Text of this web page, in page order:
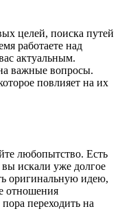
целей, поиска путей
работаете над
актуальным.
важные вопросы.
повлияет на их
любопытство. Есть
искали уже долгое
оригинальную идею,
отношения
переходить на